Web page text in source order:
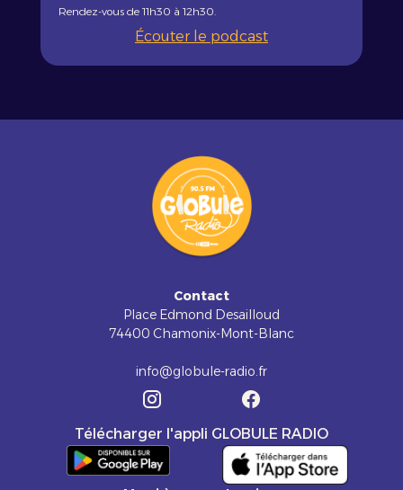
Rendez-vous de 11h30 à 12h30.
Écouter le podcast
Contact
Place Edmond Desailloud
74400 Chamonix-Mont-Blanc
info@globule-radio.fr
Télécharger l'appli GLOBULE RADIO